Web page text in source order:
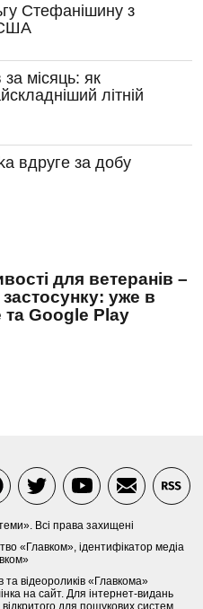
Стефанішину з
США
місяць: як
літній
вдруге за добу
для ветеранів –
уже в
та Google Play
Всі права захищені
«Главком», ідентифікатор медіа
та відеороликів «Главкома»
на сайт. Для інтернет-видань
для пошукових систем